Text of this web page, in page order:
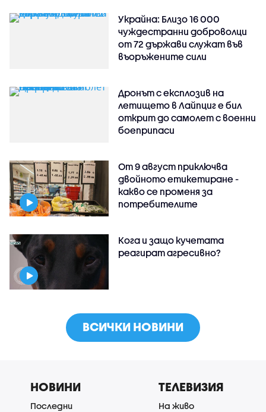
Украйна: Близо 16 000
чуждестранни доброволци
от 72 държави служат във
въоръжените сили
Дронът с експлозив на
летището в Лайпциг е бил
открит до самолет с военни
боеприпаси
От 9 август приключва
двойното етикетиране -
какво се променя за
потребителите
Кога и защо кучетата
реагират агресивно?
ВСИЧКИ НОВИНИ
НОВИНИ
Последни
ТЕЛЕВИЗИЯ
На живо